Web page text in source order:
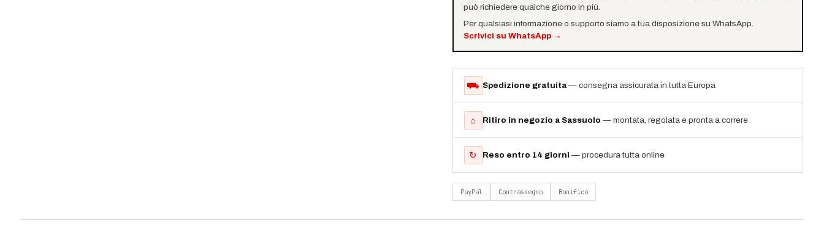
può richiedere qualche giorno in più.
Per qualsiasi informazione o supporto siamo a tua disposizione su WhatsApp.
Scrivici su WhatsApp →
⛟ Spedizione gratuita — consegna assicurata in tutta Europa
⌂ Ritiro in negozio a Sassuolo — montata, regolata e pronta a correre
↻ Reso entro 14 giorni — procedura tutta online
PayPal Contrassegno Bonifico